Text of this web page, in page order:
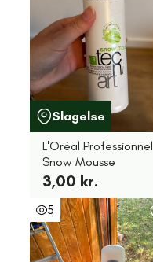
Slagelse
L'Oréal Professionnel
Snow Mousse
3,00 kr.
5